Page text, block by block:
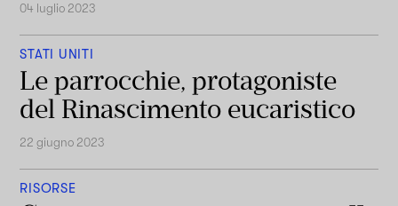
04 luglio 2023
STATI UNITI
Le parrocchie, protagoniste
del Rinascimento eucaristico
22 giugno 2023
RISORSE